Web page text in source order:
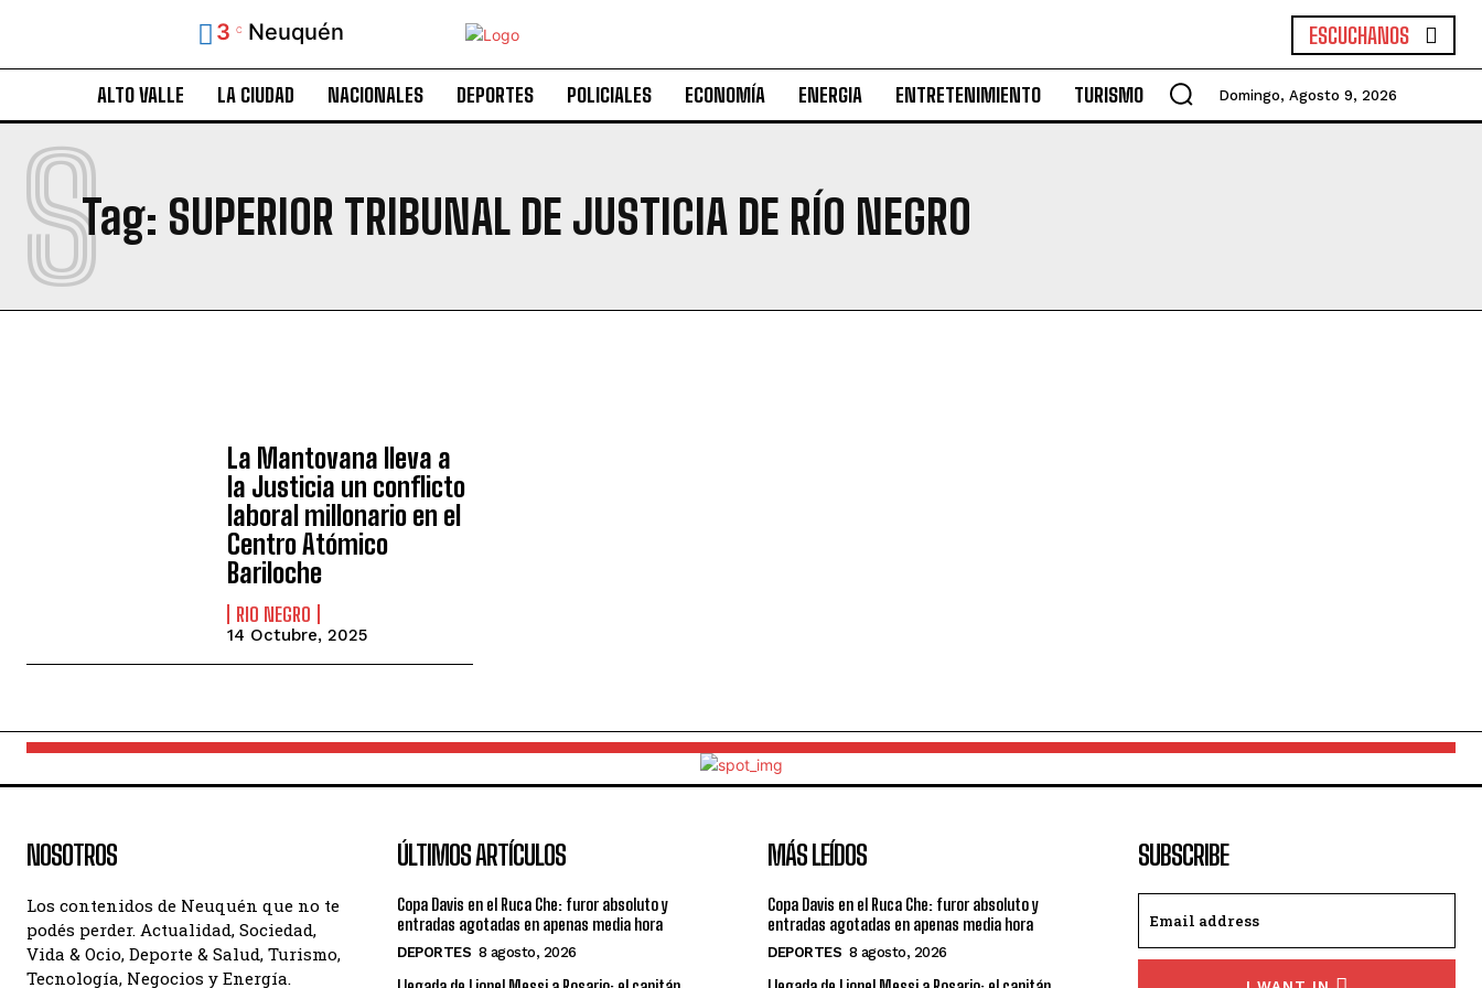
3 C Neuquén ESCUCHANOS
ALTO VALLE LA CIUDAD NACIONALES DEPORTES POLICIALES ECONOMÍA ENERGIA ENTRETENIMIENTO TURISMO Domingo, Agosto 9, 2026
Tag: SUPERIOR TRIBUNAL DE JUSTICIA DE RÍO NEGRO
S
La Mantovana lleva a
la Justicia un conflicto
laboral millonario en el
Centro Atómico
Bariloche
RIO NEGRO
14 Octubre, 2025
NOSOTROS
Los contenidos de Neuquén que no te
podés perder. Actualidad, Sociedad,
Vida & Ocio, Deporte & Salud, Turismo,
Tecnología, Negocios y Energía.
ÚLTIMOS ARTÍCULOS
Copa Davis en el Ruca Che: furor absoluto y
entradas agotadas en apenas media hora
DEPORTES 8 agosto, 2026
MÁS LEÍDOS
Copa Davis en el Ruca Che: furor absoluto y
entradas agotadas en apenas media hora
DEPORTES 8 agosto, 2026
SUBSCRIBE